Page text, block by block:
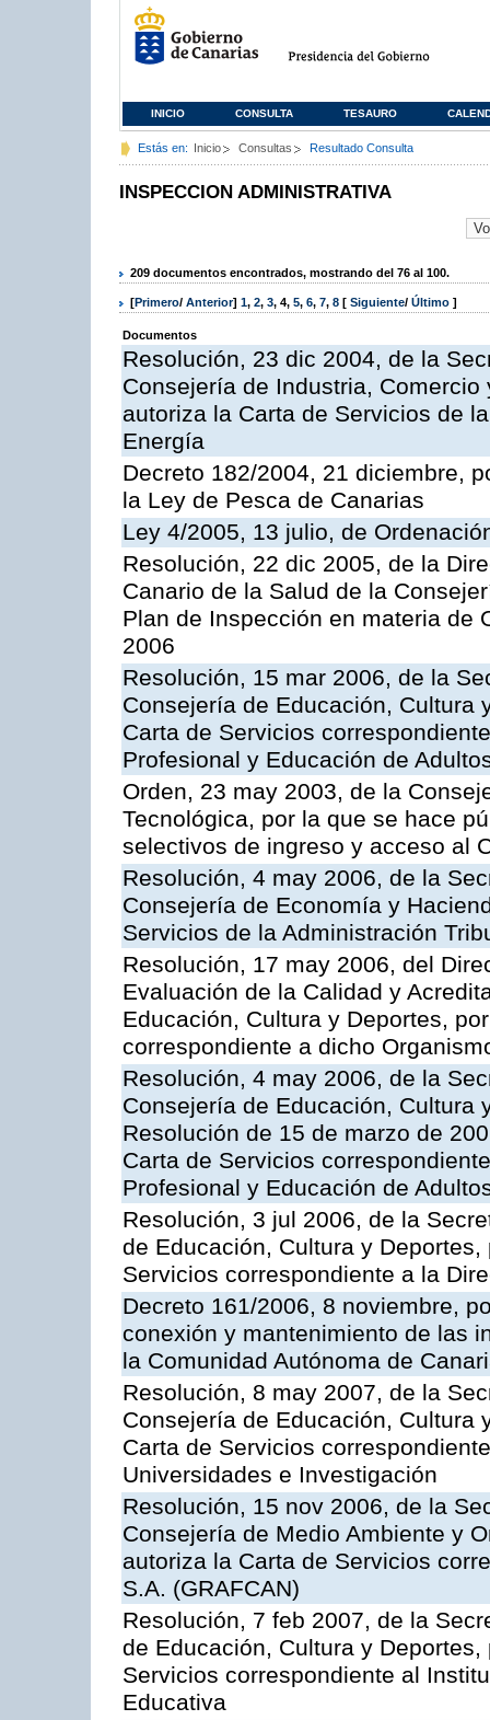
INICIO CONSULTA TESAURO
Estás en: Inicio Consultas Resultado Consulta
INSPECCION ADMINISTRATIVA
209 documentos encontrados, mostrando del 76 al 100.
[Primero/ Anterior] 1, 2, 3, 4, 5, 6, 7, 8 [ Siguiente/ Último ]
Documentos
Resolución, 23 dic 2004, de la
Consejería de Industria,
autoriza la Carta de Servicios de
Energía
Decreto 182/2004, 21 diciembre,
la Ley de Pesca de Canarias
Ley 4/2005, 13 julio, de
Resolución, 22 dic 2005, de la
Canario de la Salud de la
Plan de Inspección en materia de
2006
Resolución, 15 mar 2006, de la
Consejería de Educación, Cultura
Carta de Servicios
Profesional y Educación de
Orden, 23 may 2003, de la
Tecnológica, por la que se hace
selectivos de ingreso y acceso al
Resolución, 4 may 2006, de la
Consejería de Economía y
Servicios de la Administración
Resolución, 17 may 2006, del
Evaluación de la Calidad y
Educación, Cultura y Deportes,
correspondiente a dicho
Resolución, 4 may 2006, de la
Consejería de Educación, Cultura
Resolución de 15 de marzo de
Carta de Servicios
Profesional y Educación de
Resolución, 3 jul 2006, de la
de Educación, Cultura y
Servicios correspondiente a la
Decreto 161/2006, 8 noviembre,
conexión y mantenimiento de las
la Comunidad Autónoma de
Resolución, 8 may 2007, de la
Consejería de Educación, Cultura
Carta de Servicios
Universidades e Investigación
Resolución, 15 nov 2006, de la
Consejería de Medio Ambiente y
autoriza la Carta de Servicios
S.A. (GRAFCAN)
Resolución, 7 feb 2007, de la
de Educación, Cultura y
Servicios correspondiente al
Educativa